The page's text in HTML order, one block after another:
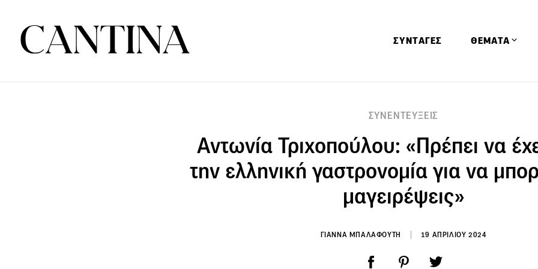
ΣΥΝΤΑΓΕΣ ΘΕΜΑΤΑ
Ειδήσεις
ΣΥΝΕΝΤΕΥΞΕΙΣ
Αντωνία Τριχοπούλου: «Πρέπει να
την ελληνική γαστρονομία για να
μαγειρέψεις»
ΓΙΑΝΝΑ ΜΠΑΛΑΦΟΥΤΗ 19 ΑΠΡΙΛΙΟΥ 2024